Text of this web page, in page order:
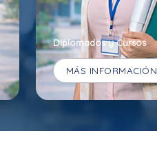
Diplomados y Cursos
MÁS INFORMACIÓN